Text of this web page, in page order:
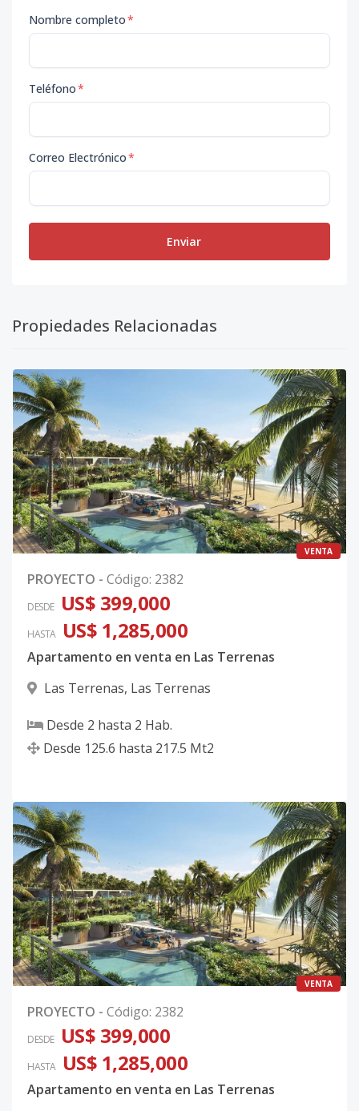
Nombre completo*
Teléfono*
Correo Electrónico*
Enviar
Propiedades Relacionadas
VENTA
PROYECTO - Código: 2382
DESDE US$ 399,000
HASTA US$ 1,285,000
Apartamento en venta en Las Terrenas
Las Terrenas, Las Terrenas
Desde 2 hasta 2 Hab.
Desde 125.6 hasta 217.5 Mt2
VENTA
PROYECTO - Código: 2382
DESDE US$ 399,000
HASTA US$ 1,285,000
Apartamento en venta en Las Terrenas